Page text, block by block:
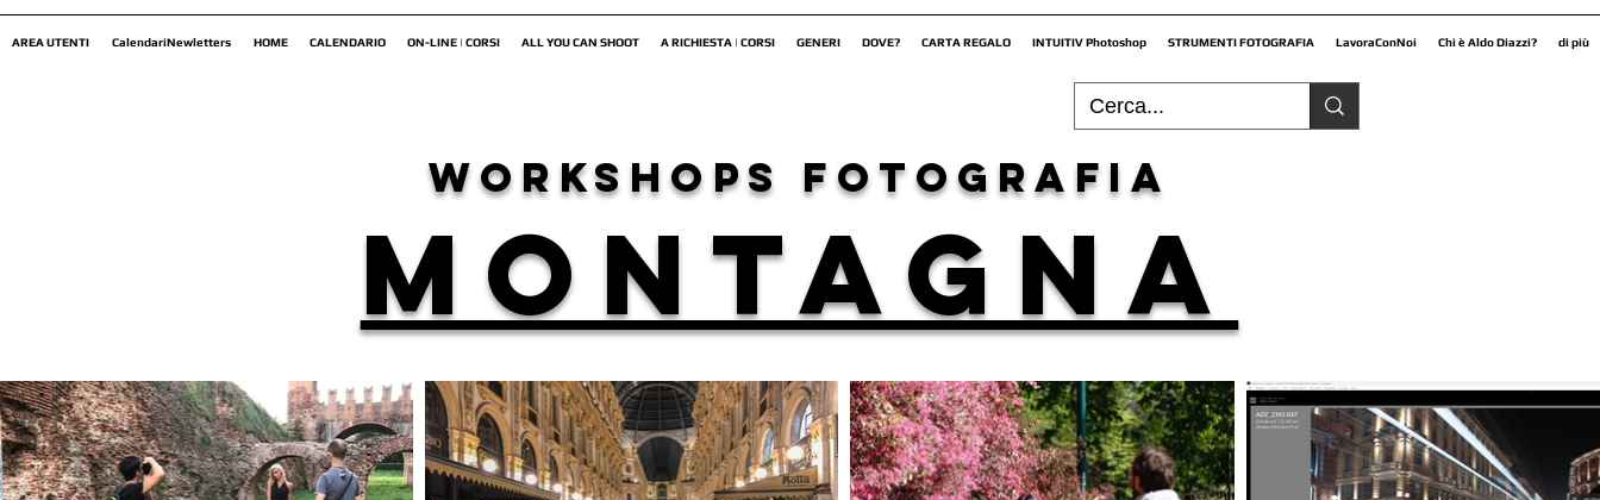
AREA UTENTI CalendariNewletters HOME CALENDARIO ON-LINE | CORSI ALL YOU CAN SHOOT A RICHIESTA | CORSI GENERI DOVE? CARTA REGALO INTUITIV Photoshop STRUMENTI FOTOGRAFIA LavoraConNoi Chi è Aldo Diazzi? di più
workshops fotografia
MONTAGNA